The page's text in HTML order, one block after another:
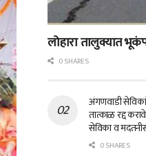
लोहारा तालुक्यात
0 SHARES
अंगणवाडी
तात्काळ रद्द
सेविका व
0 SHARES